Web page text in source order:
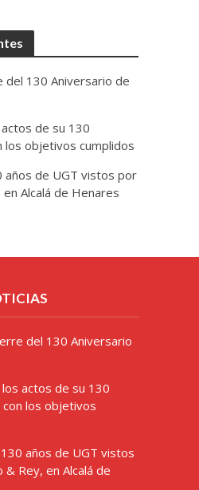
del 130 Aniversario de
de su 130
los objetivos cumplidos
años de UGT vistos por
Alcalá de Henares
del 130 Aniversario
actos de su 130
los objetivos
años de UGT vistos
& Rey, en Alcalá de